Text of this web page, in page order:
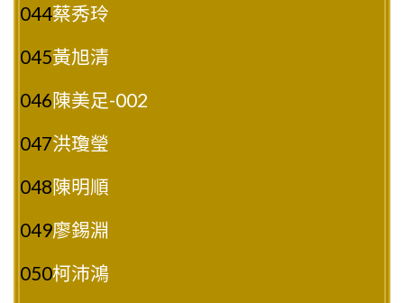
044蔡秀玲
045黃旭清
046陳美足-002
047洪瓊瑩
048陳明順
049廖錫淵
050柯沛鴻